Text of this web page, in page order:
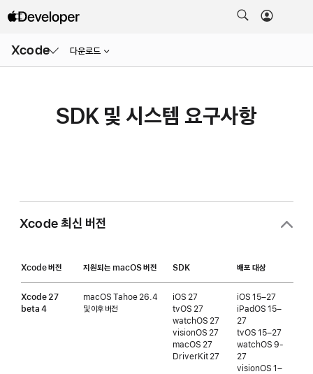
Xcode
열기
다운로드
SDK 및 시스템 요구사항
Xcode 최신 버전
Xcode 버전 지원되는 macOS 버전 SDK 배포 대상
Xcode 27
beta 4
macOS Tahoe 26.4
및 이후 버전
iOS 27
tvOS 27
watchOS 27
visionOS 27
macOS 27
DriverKit 27
iOS 15–27
iPadOS 15–
27
tvOS 15–27
watchOS 9-
27
visionOS 1–